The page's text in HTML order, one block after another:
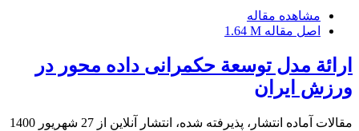
مشاهده مقاله
اصل مقاله 1.64 M
ارائة مدل توسعة حکمرانی داده محور در
ورزش ایران
مقالات آماده انتشار، پذیرفته شده، انتشار آنلاین از 27 شهریور 1400